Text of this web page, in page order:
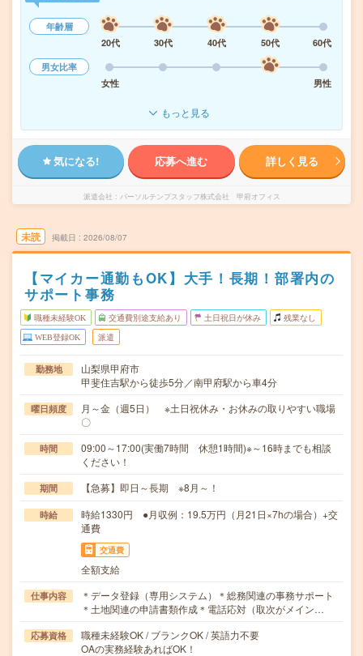
年齢層
20代
30代 40代 50代
60代
男女比率
女性
男性
もっと見る
気になる! 応募へ進む 詳しく見る
派遣会社 パーソルテンプスタッフ株式会社 甲府オフィス
未読 掲載日 2026/08/07
【マイカー通勤もOK】大手！長期！部署内の
サポート事務
職種未経験OK 交通費別途支給あり 土日祝日が休み 残業なし
WEB登録OK 派遣
勤務地
山梨県甲府市
甲斐住吉駅から徒歩5分／南甲府駅から車4分
曜日頻度
月～金（週5日） ※土日祝休み・お休みの取りやすい職場
〇
時間
09:00～17:00(実働7時間 休憩1時間)※～16時までも相談
ください！
期間 【急募】即日～長期 ※8月～！
時給
時給1330円 ●月収例：19.5万円（月21日×7hの場合）+交
通費
交通費
全額支給
仕事内容
＊データ登録（専用システム）＊総務関連の事務サポート
＊土地関連の申請書類作成＊電話応対（取次がメイン…
応募資格
職種未経験OK / ブランクOK / 英語力不要
OAの実務経験あればOK！